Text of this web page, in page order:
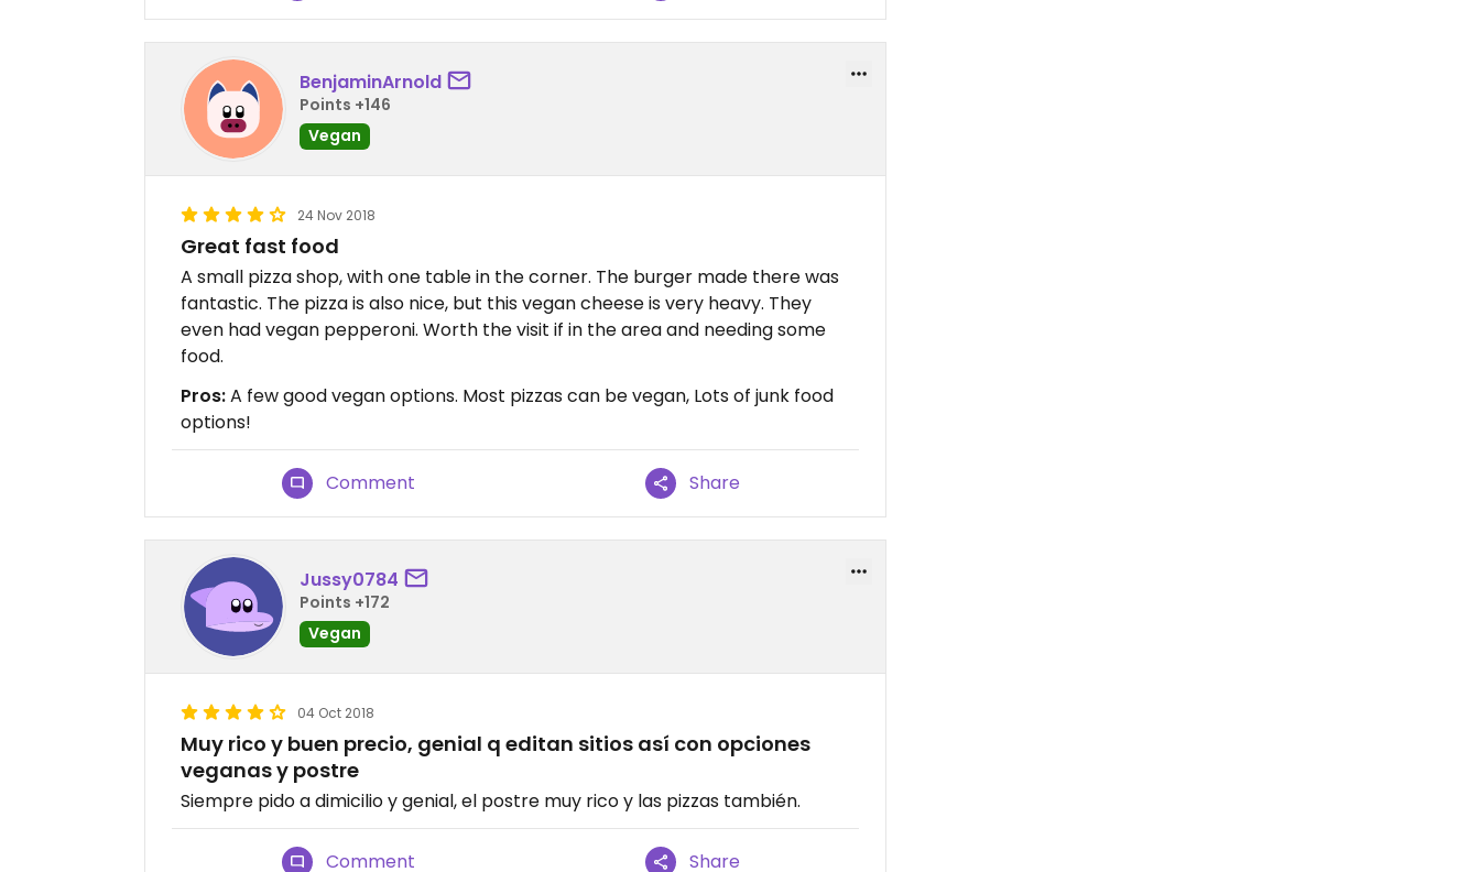
BenjaminArnold
Points +146
Vegan
24 Nov 2018
Great fast food
A small pizza shop, with one table in the corner. The burger made there was
fantastic. The pizza is also nice, but this vegan cheese is very heavy. They
even had vegan pepperoni. Worth the visit if in the area and needing some
food.
Pros:A few good vegan options. Most pizzas can be vegan, Lots of junk food
options!
Comment Share
Jussy0784
Points +172
Vegan
04 Oct 2018
Muy rico y buen precio, genial q editan sitios así con opciones
veganas y postre
Siempre pido a dimicilio y genial, el postre muy rico y las pizzas también.
Comment Share